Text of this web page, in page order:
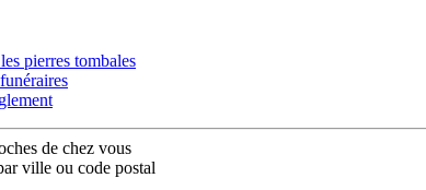
pierres tombales
de chez vous
ville ou code postal